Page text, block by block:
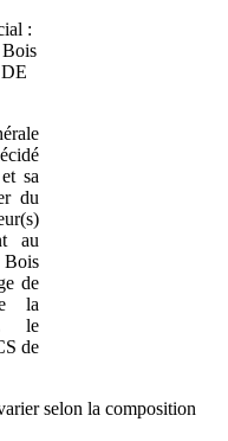
:
sa
du
au
Bois
de
la
le
de
selon la composition